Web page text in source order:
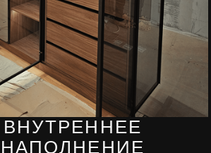
ВНУТРЕННЕЕ
НАПОЛНЕНИЕ